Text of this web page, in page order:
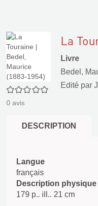
0/5
0 avis
La
Livre
Bedel,
Edité par
DESCRIPTION
Langue
français
Description physique
179 p.. ill.. 21 cm